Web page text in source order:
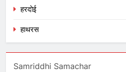
हरदोई
हाथरस
Samriddhi Samachar